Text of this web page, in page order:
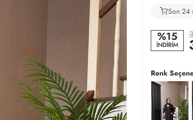
Son 24
%15
İNDİRİM
Renk